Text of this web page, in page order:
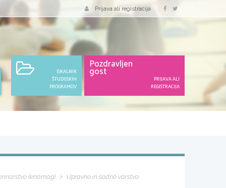
Prijava ali registracija
ISKALNIK
ŠTUDIJSKIH
PROGRAMOV
Pozdravljen
gost
PRIJAVA ALI
REGISTRACIJA
(eno.mag)
Upravno in sodno varstvo